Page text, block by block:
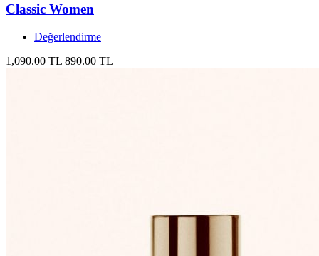
Classic Women
Değerlendirme
1,090.00 TL 890.00 TL